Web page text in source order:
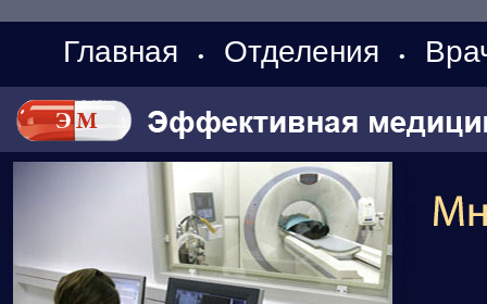
Главная • Отделения •